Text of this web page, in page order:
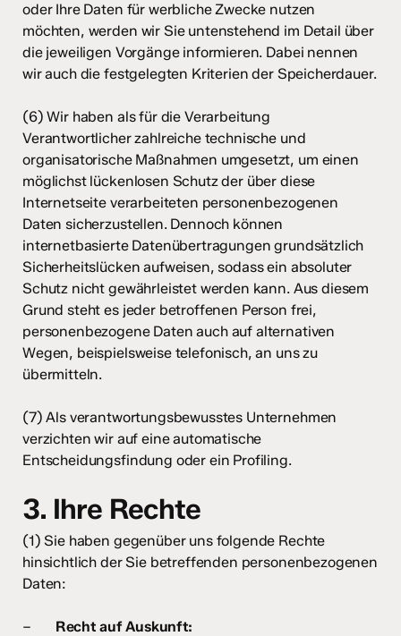
oder Ihre Daten für werbliche Zwecke nutzen
möchten, werden wir Sie untenstehend im Detail über
die jeweiligen Vorgänge informieren. Dabei nennen
wir auch die festgelegten Kriterien der Speicherdauer.
(6) Wir haben als für die Verarbeitung
Verantwortlicher zahlreiche technische und
organisatorische Maßnahmen umgesetzt, um einen
möglichst lückenlosen Schutz der über diese
Internetseite verarbeiteten personenbezogenen
Daten sicherzustellen. Dennoch können
internetbasierte Datenübertragungen grundsätzlich
Sicherheitslücken aufweisen, sodass ein absoluter
Schutz nicht gewährleistet werden kann. Aus diesem
Grund steht es jeder betroffenen Person frei,
personenbezogene Daten auch auf alternativen
Wegen, beispielsweise telefonisch, an uns zu
übermitteln.
(7) Als verantwortungsbewusstes Unternehmen
verzichten wir auf eine automatische
Entscheidungsfindung oder ein Profiling.
3. Ihre Rechte
(1) Sie haben gegenüber uns folgende Rechte
hinsichtlich der Sie betreffenden personenbezogenen
Daten:
– Recht auf Auskunft: